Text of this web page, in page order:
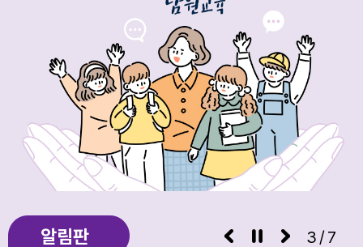
알림판 3/7